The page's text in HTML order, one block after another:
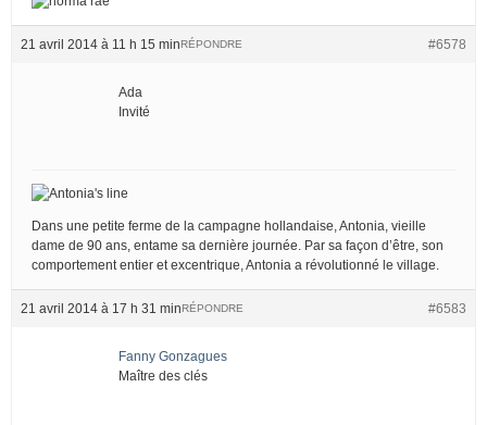
21 avril 2014 à 11 h 15 min #6578
RÉPONDRE
Ada
Invité
Dans une petite ferme de la campagne hollandaise, Antonia, vieille
dame de 90 ans, entame sa dernière journée. Par sa façon d’être, son
comportement entier et excentrique, Antonia a révolutionné le village.
21 avril 2014 à 17 h 31 min #6583
RÉPONDRE
Fanny Gonzagues
Maître des clés